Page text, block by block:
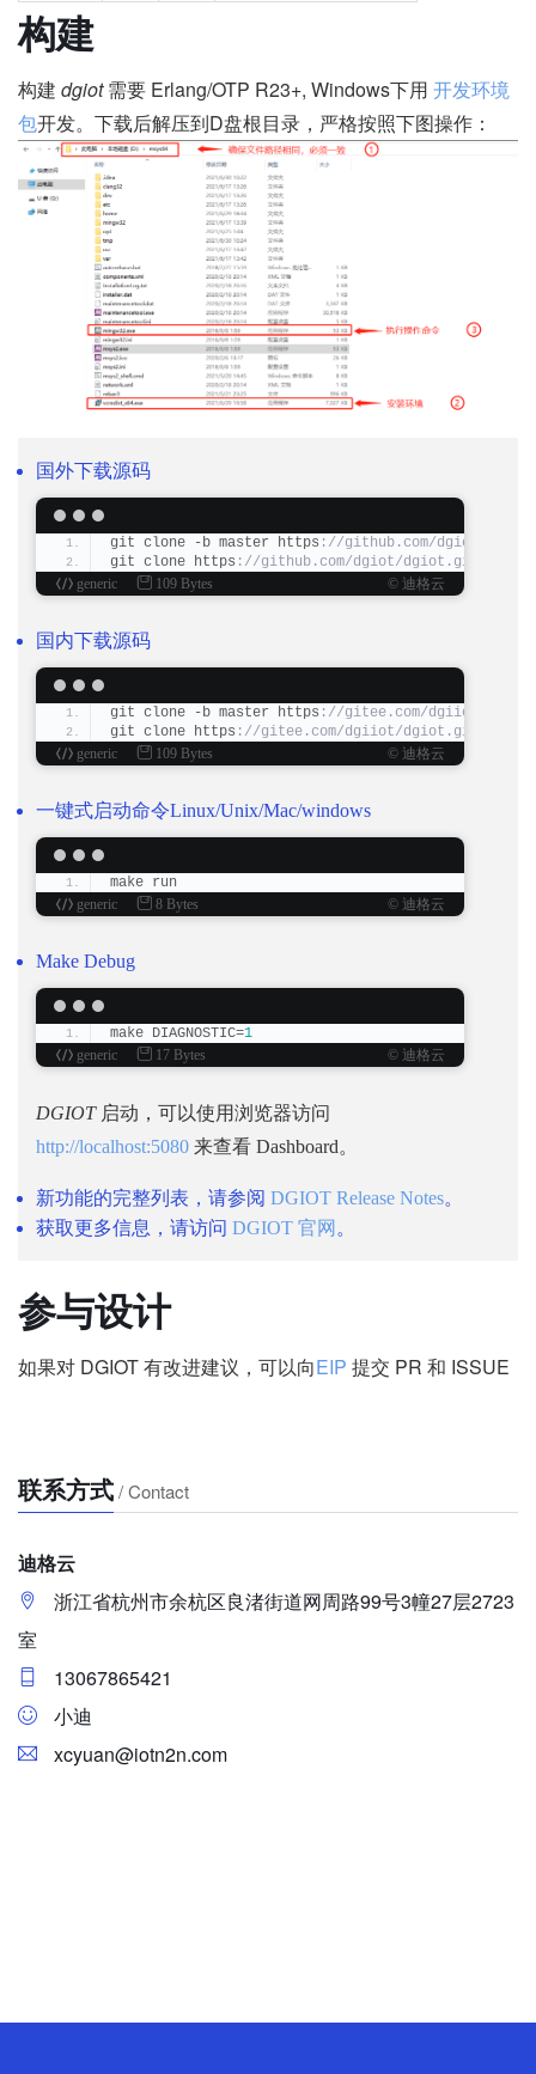
构建
构建 dgiot需要 Erlang/OTP R23+, Windows下用 开发环境
包开发。下载后解压到D盘根目录，严格按照下图操作：
国外下载源码
git clone -b master https ://github.com/dgiot/
git clone https ://github.com/dgiot/dgiot.git
generic
109 Bytes © 迪格云
国内下载源码
git clone -b master https ://gitee.com/dgiiot/dgiot-
git clone https ://gitee.com/dgiiot/dgiot.git
generic
109 Bytes © 迪格云
一键式启动命令Linux/Unix/Mac/windows
make run
generic
8 Bytes © 迪格云
Make Debug
make DIAGNOSTIC=1
generic
17 Bytes © 迪格云
DGIOT启动，可以使用浏览器访问
http://localhost:5080 来查看 Dashboard。
新功能的完整列表，请参阅 DGIOT Release Notes。
获取更多信息，请访问 DGIOT 官网 。
参与设计
如果对 DGIOT 有改进建议，可以向EIP 提交 PR 和 ISSUE
联系方式/ Contact
迪格云
浙江省杭州市余杭区良渚街道网周路99号3幢27层2723
室
13067865421
小迪
xcyuan@iotn2n.com